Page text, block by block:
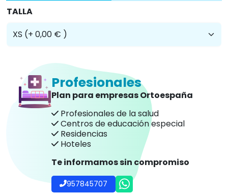
TALLA
Profesionales
Plan para empresas Ortoespaña
Profesionales de la salud
Centros de educación especial
Residencias
Hoteles
Te informamos sin compromiso
957845707